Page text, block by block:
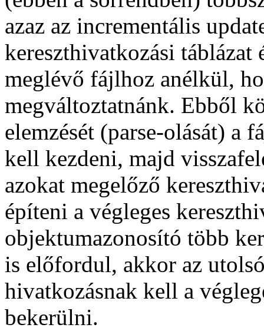
azaz az incrementális
kereszthivatkozási táblázat
meglévő fájlhoz anélkül,
megváltoztatnánk. Ebből
elemzését (parse-olását) a
kell kezdeni, majd
azokat megelőző
építeni a végleges
objektumazonosító több
is előfordul, akkor az
hivatkozásnak kell a
bekerülni.